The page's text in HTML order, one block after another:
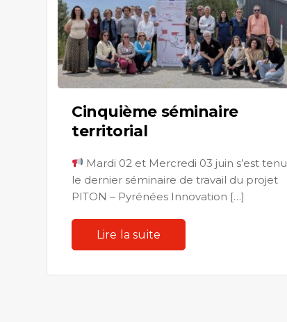
Cinquième séminaire
territorial
Mardi 02 et Mercredi 03 juin s’est tenu
le dernier séminaire de travail du projet
PITON – Pyrénées Innovation […]
Lire la suite